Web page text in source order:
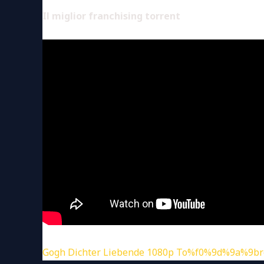
Il miglior franchising torrent
Gogh Dichter Liebende 1080p